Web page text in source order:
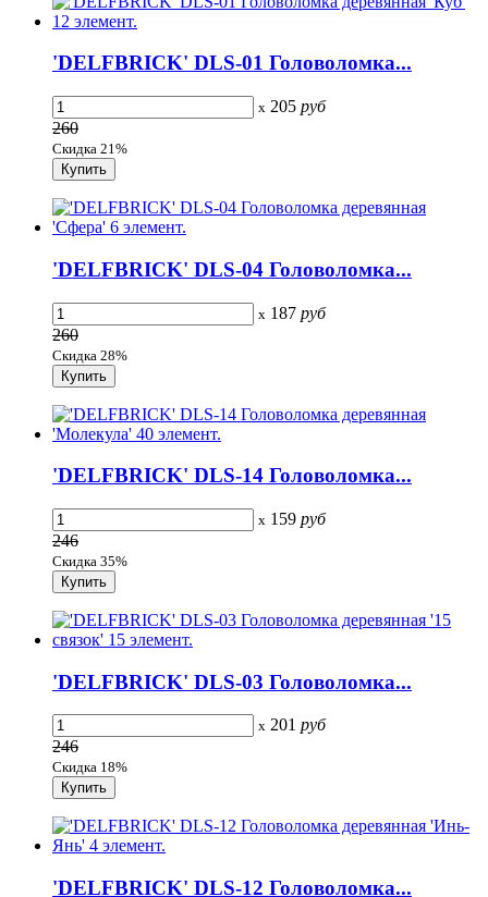
'DELFBRICK' DLS-01 Головоломка...
x 205 руб
260
Скидка 21%
'DELFBRICK' DLS-04 Головоломка...
x 187 руб
260
Скидка 28%
'DELFBRICK' DLS-14 Головоломка...
x 159 руб
246
Скидка 35%
'DELFBRICK' DLS-03 Головоломка...
x 201 руб
246
Скидка 18%
'DELFBRICK' DLS-12 Головоломка...